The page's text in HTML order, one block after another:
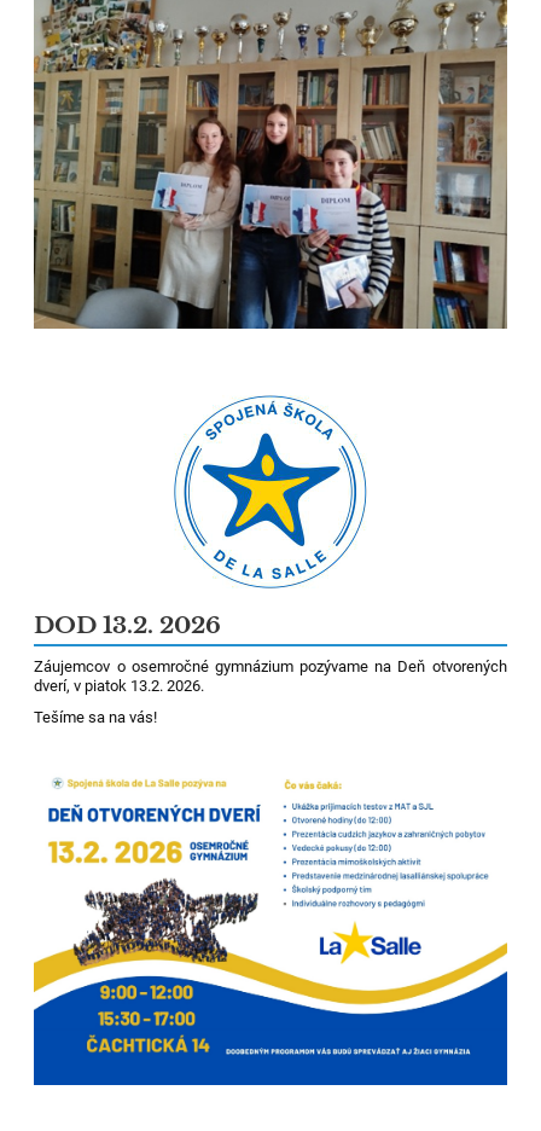
DOD 13.2. 2026
Záujemcov o osemročné gymnázium pozývame na Deň otvorených
dverí, v piatok 13.2. 2026.
Tešíme sa na vás!